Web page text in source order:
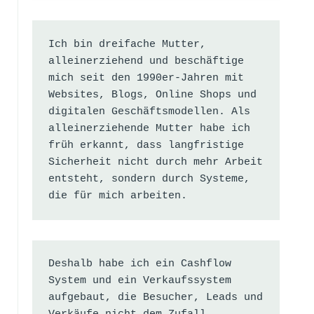
Ich bin dreifache Mutter,
alleinerziehend und beschäftige
mich seit den 1990er-Jahren mit
Websites, Blogs, Online Shops und
digitalen Geschäftsmodellen. Als
alleinerziehende Mutter habe ich
früh erkannt, dass langfristige
Sicherheit nicht durch mehr Arbeit
entsteht, sondern durch Systeme,
die für mich arbeiten.
Deshalb habe ich ein Cashflow
System und ein Verkaufssystem
aufgebaut, die Besucher, Leads und